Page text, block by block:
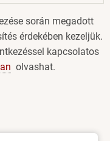
során megadott
érdekében kezeljük.
kapcsolatos
olvashat.